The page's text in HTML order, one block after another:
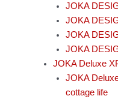
JOKA
JOKA
JOKA
JOKA
JOKA Deluxe
JOKA
cottage life